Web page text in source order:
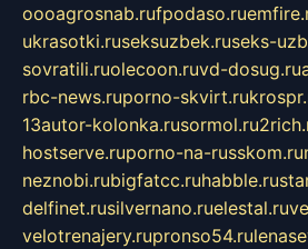
oooagrosnab.rufpodaso.ru
ukrasotki.ruseksuzbek.ruseks-
sovratili.ruolecoon.ruvd-dosug.ru
rbc-news.ruporno-skvirt.ru
13autor-kolonka.rusormol.ru
hostserve.ruporno-na-russkom.ru
neznobi.rubigfatcc.ruhabble.ru
delfinet.rusilvernano.ruelestal.ru
velotrenajery.rupronso54.ru